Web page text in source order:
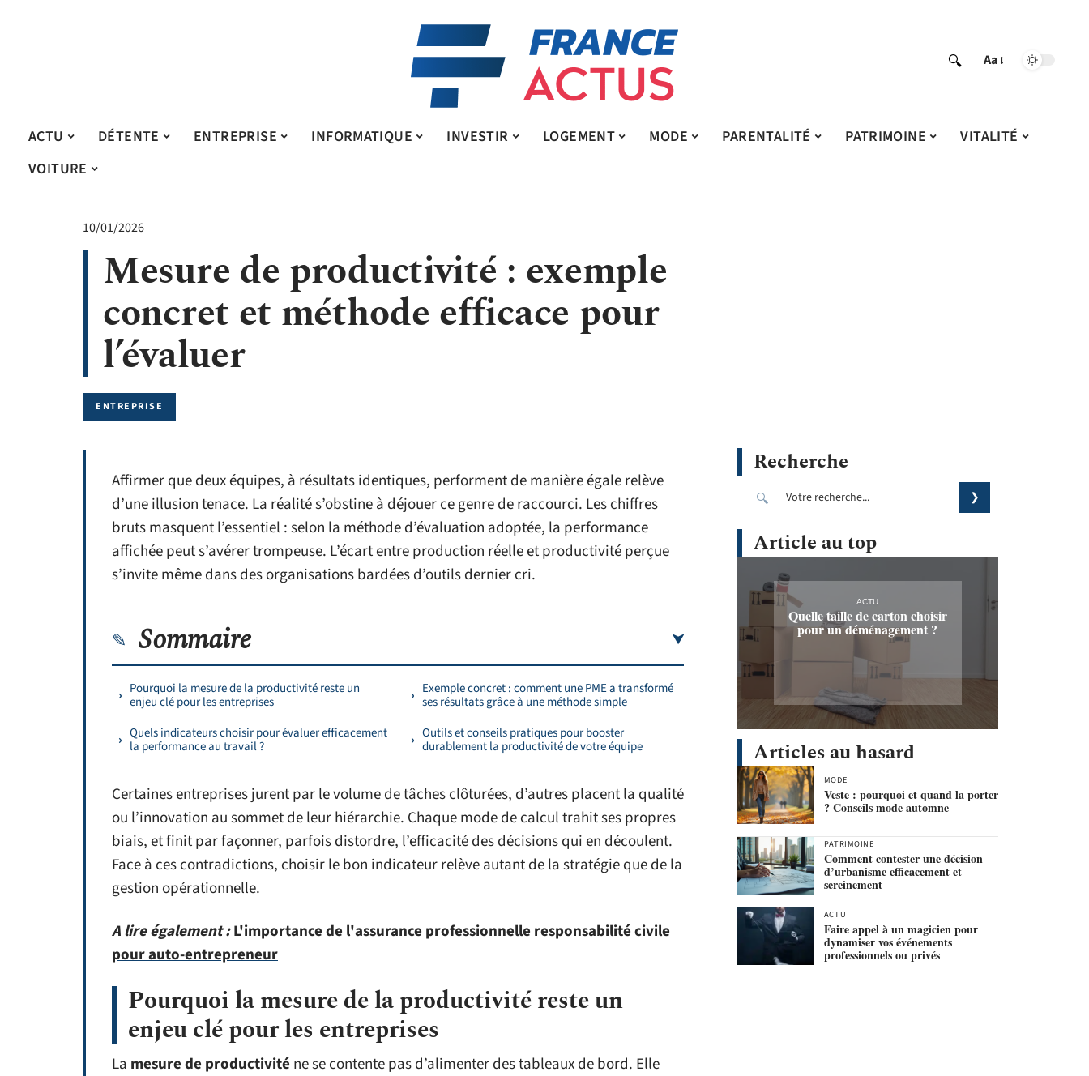
Aa
ACTU DÉTENTE ENTREPRISE INFORMATIQUE INVESTIR LOGEMENT MODE PARENTALITÉ PATRIMOINE
VITALITÉ
VOITURE
10/01/2026
Mesure de productivité : exemple
concret et méthode efficace pour
l’évaluer
ENTREPRISE
Affirmer que deux équipes, à résultats identiques, performent de manière égale relève
d’une illusion tenace. La réalité s’obstine à déjouer ce genre de raccourci. Les chiffres
bruts masquent l’essentiel : selon la méthode d’évaluation adoptée, la performance
affichée peut s’avérer trompeuse. L’écart entre production réelle et productivité perçue
s’invite même dans des organisations bardées d’outils dernier cri.
Sommaire
Pourquoi la mesure de la productivité reste un
enjeu clé pour les entreprises
Quels indicateurs choisir pour évaluer efficacement
la performance au travail ?
Exemple concret : comment une PME a transformé
ses résultats grâce à une méthode simple
Outils et conseils pratiques pour booster
durablement la productivité de votre équipe
Certaines entreprises jurent par le volume de tâches clôturées, d’autres placent la qualité
ou l’innovation au sommet de leur hiérarchie. Chaque mode de calcul trahit ses propres
biais, et finit par façonner, parfois distordre, l’efficacité des décisions qui en découlent.
Face à ces contradictions, choisir le bon indicateur relève autant de la stratégie que de la
gestion opérationnelle.
A lire également :L'importance de l'assurance professionnelle responsabilité civile
pour auto-entrepreneur
Pourquoi la mesure de la productivité reste un
enjeu clé pour les entreprises
La mesure de productivité ne se contente pas d’alimenter des tableaux de bord. Elle
Recherche
Article au top
ACTU
Quelle taille de carton choisir
pour un déménagement ?
Articles au hasard
MODE
Veste : pourquoi et quand la porter
? Conseils mode automne
PATRIMOINE
Comment contester une décision
d’urbanisme efficacement et
sereinement
ACTU
Faire appel à un magicien pour
dynamiser vos événements
professionnels ou privés